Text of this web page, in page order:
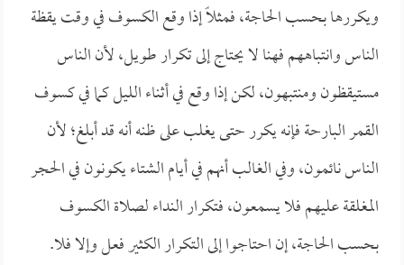
ويكررها بحسب الحاجة، فمثلاً إذا وقع الكسوف في وقت يقظة
الناس وانتباههم فهنا لا يحتاج إلى تكرار طويل، لأن الناس
مستيقظون ومنتبهون، لكن إذا وقع في أثناء الليل كما في كسوف
القمر البارحة فإنه يكرر حتى يغلب على ظنه أنه قد أبلغ؛ لأن
الناس نائمون، وفي الغالب أنهم في أيام الشتاء يكونون في الحجر
المغلقة عليهم فلا يسمعون، فتكرار النداء لصلاة الكسوف
بحسب الحاجة، إن احتاجوا إلى التكرار الكثير فعل وإلا فلا.